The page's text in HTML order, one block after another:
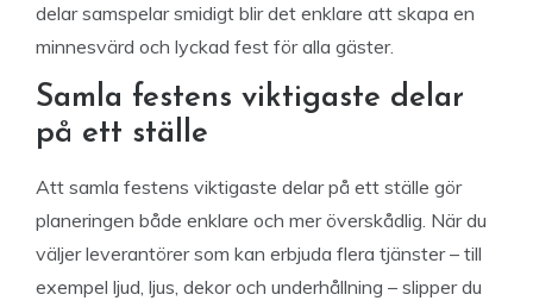
delar samspelar smidigt blir det enklare att skapa en
minnesvärd och lyckad fest för alla gäster.
Samla festens viktigaste delar
på ett ställe
Att samla festens viktigaste delar på ett ställe gör
planeringen både enklare och mer överskådlig. När du
väljer leverantörer som kan erbjuda flera tjänster – till
exempel ljud, ljus, dekor och underhållning – slipper du